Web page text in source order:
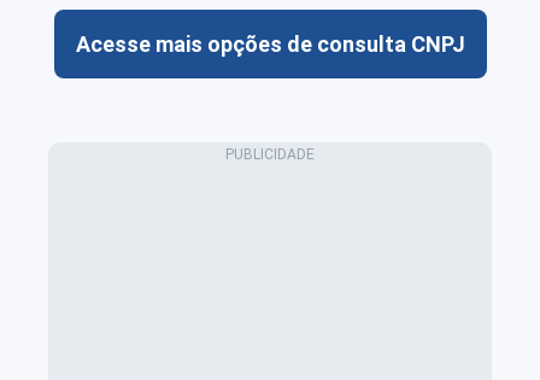
Acesse mais opções de consulta CNPJ